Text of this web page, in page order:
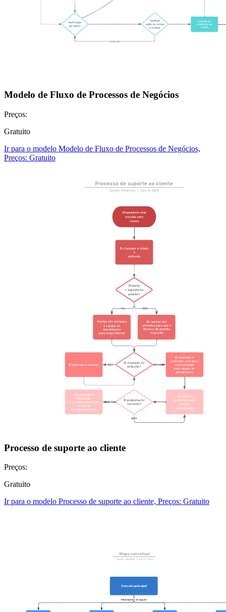
Modelo de Fluxo de Processos de Negócios
Preços:
Gratuito
Ir para o modelo Modelo de Fluxo de Processos de Negócios,
Preços: Gratuito
Processo de suporte ao cliente
Preços:
Gratuito
Ir para o modelo Processo de suporte ao cliente, Preços: Gratuito